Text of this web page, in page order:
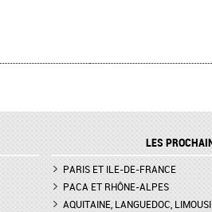
LES
PARIS ET ILE-DE-FRANCE
PACA ET RHÔNE-ALPES
AQUITAINE, LANGUEDOC,